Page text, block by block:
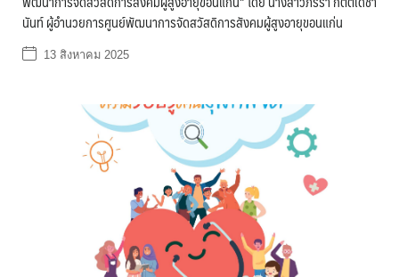
นันท์ ผู้อำนวยการศูนย์พัฒนาการจัดสวัสดิการสังคมผู้สูงอายุขอนแก่น
13 สิงหาคม 2025